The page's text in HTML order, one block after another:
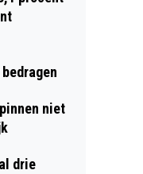
niet
drie